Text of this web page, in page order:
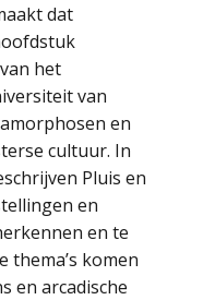
dat
het
van
en
cultuur. In
Pluis en
en
en te
thema’s komen
en arcadische